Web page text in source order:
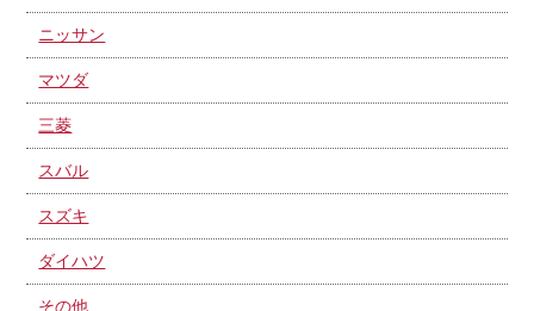
ニッサン
マツダ
三菱
スバル
スズキ
ダイハツ
その他